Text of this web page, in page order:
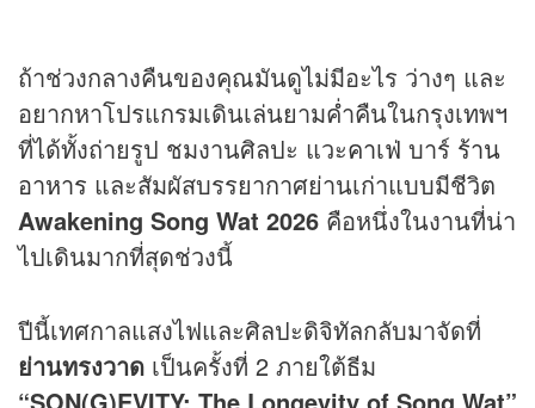
ถ้าช่วงกลางคืนของคุณมันดูไม่มีอะไร ว่างๆ และ
อยากหาโปรแกรมเดินเล่นยามค่ำคืนในกรุงเทพฯ
ที่ได้ทั้งถ่ายรูป ชมงานศิลปะ แวะคาเฟ่ บาร์ ร้าน
อาหาร และสัมผัสบรรยากาศย่านเก่าแบบมีชีวิต
Awakening Song Wat 2026 คือหนึ่งในงานที่น่า
ไปเดินมากที่สุดช่วงนี้
ปีนี้เทศกาลแสงไฟและศิลปะดิจิทัลกลับมาจัดที่
ย่านทรงวาด เป็นครั้งที่ 2 ภายใต้ธีม